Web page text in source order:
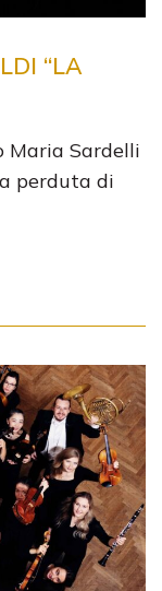
“LA
Maria Sardelli
perduta di